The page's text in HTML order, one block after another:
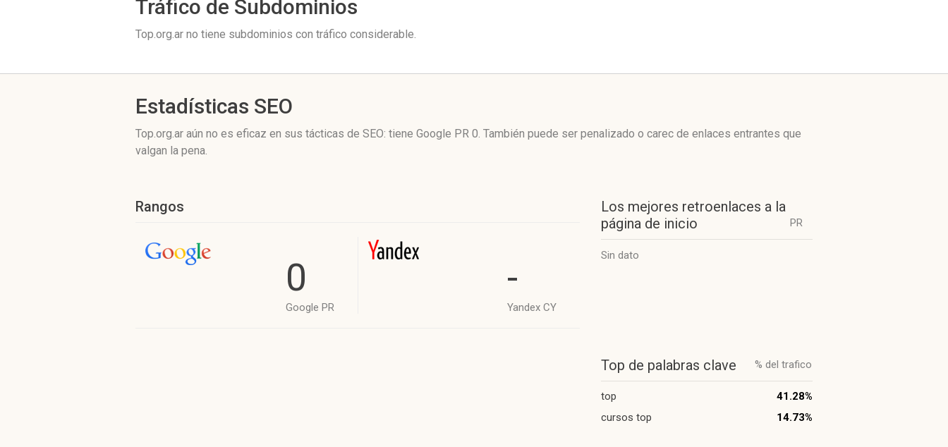
Tráfico de Subdominios
Top.org.ar no tiene subdominios con tráfico considerable.
Estadísticas SEO
Top.org.ar aún no es eficaz en sus tácticas de SEO: tiene Google PR 0. También puede ser penalizado o carec de enlaces entrantes que
valgan la pena.
Rangos
0
Google PR
-
Yandex CY
Los mejores retroenlaces a la
página de inicio
PR
Sin dato
Top de palabras clave % del trafico
top
41.28%
cursos top
14.73%